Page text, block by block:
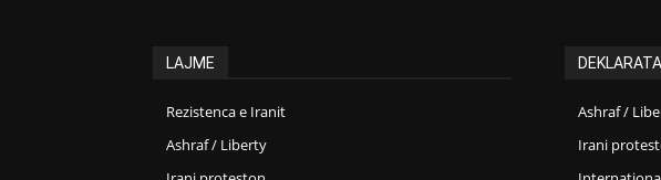
LAJME
Rezistenca e Iranit
Ashraf / Liberty
Ashraf /
Irani